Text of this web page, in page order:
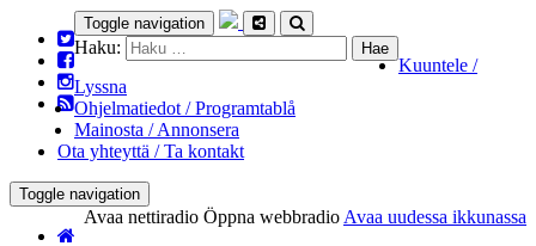
Toggle navigation
Haku:
Kuuntele /
Lyssna
Ohjelmatiedot / Programtablå
Mainosta / Annonsera
Ota yhteyttä / Ta kontakt
Toggle navigation
Avaa nettiradio Öppna webbradio Avaa uudessa ikkunassa